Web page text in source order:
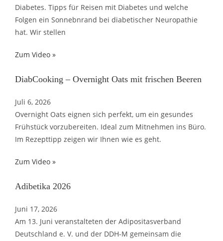
Diabetes. Tipps für Reisen mit Diabetes und welche
Folgen ein Sonnebnrand bei diabetischer Neuropathie
hat. Wir stellen
Zum Video »
DiabCooking – Overnight Oats mit frischen Beeren
Juli 6, 2026
Overnight Oats eignen sich perfekt, um ein gesundes
Frühstück vorzubereiten. Ideal zum Mitnehmen ins Büro.
Im Rezepttipp zeigen wir Ihnen wie es geht.
Zum Video »
Adibetika 2026
Juni 17, 2026
Am 13. Juni veranstalteten der Adipositasverband
Deutschland e. V. und der DDH-M gemeinsam die